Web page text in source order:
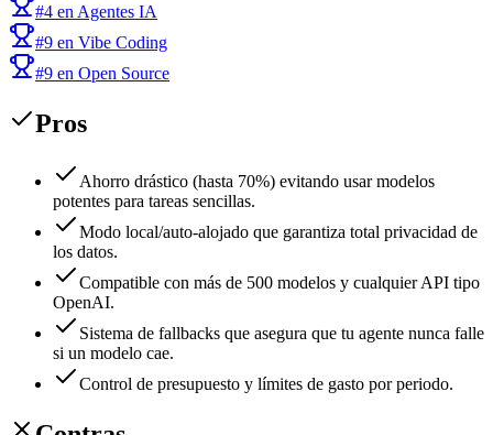
#4 en Agentes IA
#9 en Vibe Coding
#9 en Open Source
Pros
Ahorro drástico (hasta 70%) evitando usar modelos
potentes para tareas sencillas.
Modo local/auto-alojado que garantiza total privacidad de
los datos.
Compatible con más de 500 modelos y cualquier API tipo
OpenAI.
Sistema de fallbacks que asegura que tu agente nunca falle
si un modelo cae.
Control de presupuesto y límites de gasto por periodo.